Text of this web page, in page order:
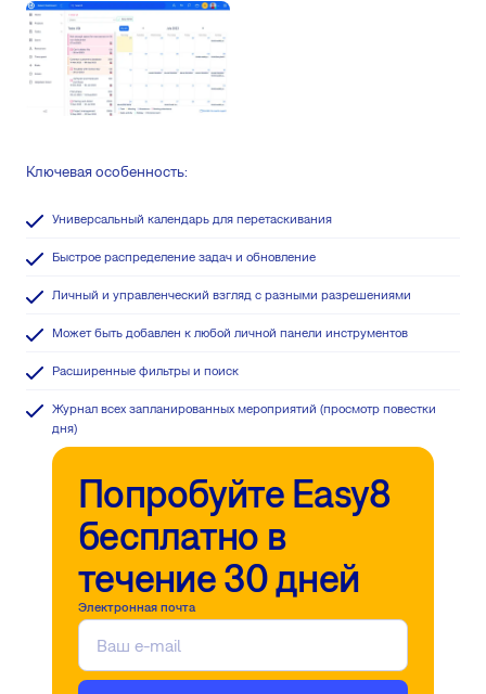
Ключевая особенность:
Универсальный календарь для перетаскивания
Быстрое распределение задач и обновление
Личный и управленческий взгляд с разными разрешениями
Может быть добавлен к любой личной панели инструментов
Расширенные фильтры и поиск
Журнал всех запланированных мероприятий (просмотр повестки
дня)
Попробуйте Easy8
бесплатно в
течение 30 дней
Электронная почта